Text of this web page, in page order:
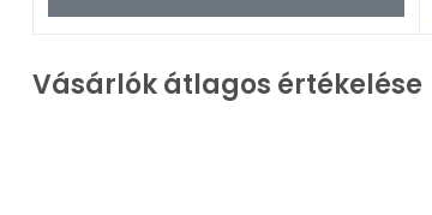
Vásárlók átlagos értékelése